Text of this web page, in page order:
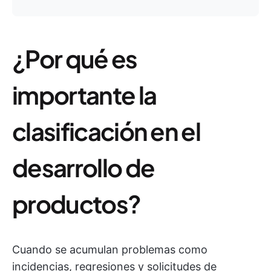
¿Por qué es
importante la
clasificación en el
desarrollo de
productos?
Cuando se acumulan problemas como
incidencias, regresiones y solicitudes de